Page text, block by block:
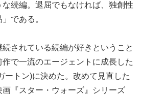
な続編。退屈でもなければ、独創性
である。
されている続編が好きということ
で一流のエージェントに成長した
ートン)に決めた。改めて見直した
『スター・ウォーズ』シリーズ